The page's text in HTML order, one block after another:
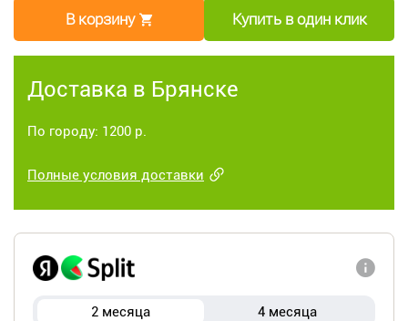
В корзину Купить в один клик
Доставка в Брянске
По городу: 1200 р.
Полные условия доставки
2 месяца 4 месяца